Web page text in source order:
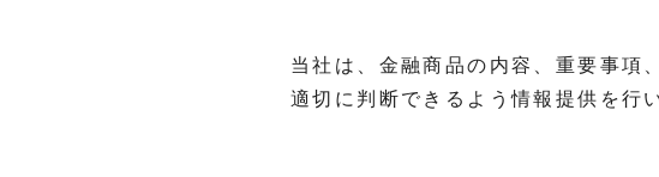
当社は、金融商品の内容、重要事項
適切に判断できるよう情報提供を行